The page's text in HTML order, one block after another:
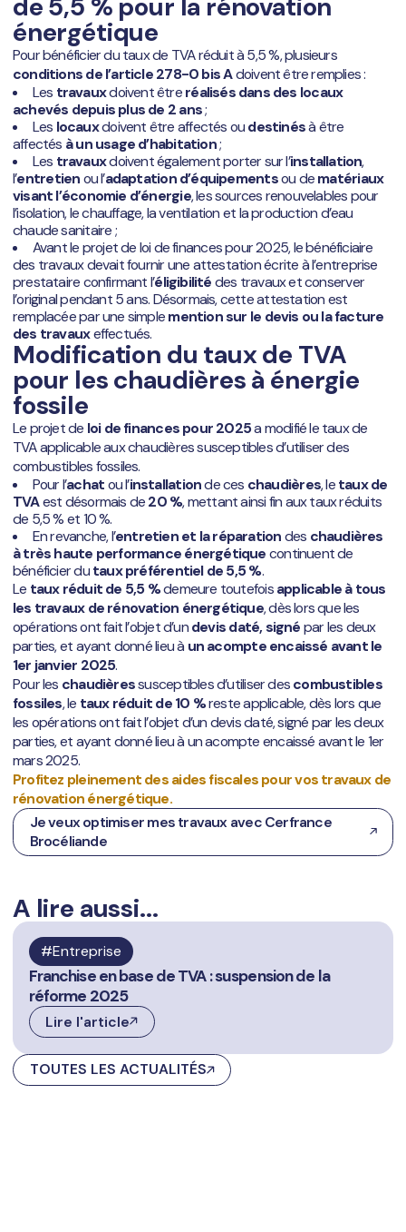
de 5,5 % pour la rénovation
énergétique
Pour bénéficier du taux de TVA réduit à 5,5 %, plusieurs
conditions de l’article 278-0 bis Adoivent être remplies :
Les travauxdoivent êtreréalisés dans des locaux
achevés depuis plus de 2 ans;
Les locauxdoivent être affectés oudestinésà être
affectés à un usage d’habitation;
Les travauxdoivent également porter sur l’installation,
l’entretienou l’adaptation d’équipementsou dematériaux
visant l’économie d’énergie, les sources renouvelables pour
l’isolation, le chauffage, la ventilation et la production d’eau
chaude sanitaire ;
Avant le projet de loi de finances pour 2025, le bénéficiaire
des travaux devait fournir une attestation écrite à l’entreprise
prestataire confirmant l’éligibilitédes travaux et conserver
l’original pendant 5 ans. Désormais, cette attestation est
remplacée par une simplemention sur le devis ou la facture
des travauxeffectués.
Modification du taux de TVA
pour les chaudières à énergie
fossile
Le projet de loi de finances pour 2025a modifié le taux de
TVA applicable aux chaudières susceptibles d’utiliser des
combustibles fossiles.
Pour l’achatou l’installationde ces chaudières, letaux de
TVAest désormais de20 %, mettant ainsi fin aux taux réduits
de 5,5 % et 10 %.
En revanche, l’entretien et la réparationdes chaudières
à très haute performance énergétiquecontinuent de
bénéficier dutaux préférentiel de 5,5 %.
Le taux réduit de 5,5 %demeure toutefoisapplicable à tous
les travaux de rénovation énergétique, dès lors que les
opérations ont fait l’objet d’undevis daté, signépar les deux
parties, et ayant donné lieu à un acompte encaissé avant le
1er janvier 2025.
Pour les chaudièressusceptibles d’utiliser descombustibles
fossiles, le taux réduit de 10 %reste applicable, dès lors que
les opérations ont fait l’objet d’un devis daté, signé par les deux
parties, et ayant donné lieu à un acompte encaissé avant le 1er
mars 2025.
Profitez pleinement des aides fiscales pour vos travaux de
rénovation énergétique.
Je veux optimiser mes travaux avec Cerfrance
Brocéliande
A lire aussi...
Entreprise
Franchise en base de TVA : suspension de la
réforme 2025
Lire l'article
TOUTES LES ACTUALITÉS